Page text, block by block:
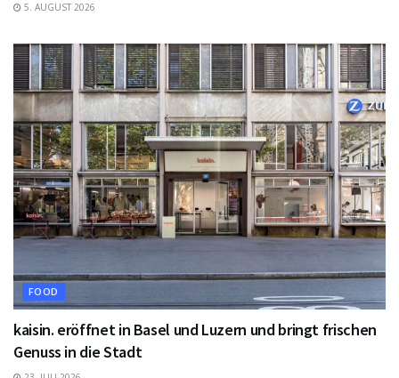
5. AUGUST 2026
FOOD
kaisin. eröffnet in Basel und Luzern und bringt frischen
Genuss in die Stadt